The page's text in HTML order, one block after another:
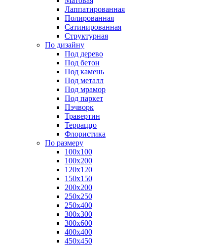
Лаппатированная
Полированная
Сатинированная
Структурная
По дизайну
Под дерево
Под бетон
Под камень
Под металл
Под мрамор
Под паркет
Пэчворк
Травертин
Терраццо
Флористика
По размеру
100х100
100х200
120х120
150х150
200х200
250х250
250х400
300х300
300х600
400х400
450х450